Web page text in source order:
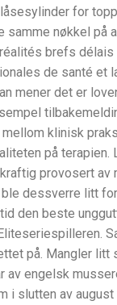
for
samme nøkkel på
brefs délais
de santé et
mener det er
klinisk
på terapien.
provosert av
dessverre litt
den beste
på. Mangler
av engelsk
i slutten av